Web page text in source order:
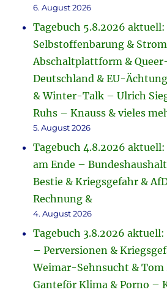
6. August 2026
Tagebuch 5.8.2026
Selbstoffenbarung &
Abschaltplattform &
Deutschland & EU-
& Winter-Talk – Ulrich
Ruhs – Knauss & vieles
5. August 2026
Tagebuch 4.8.2026
am Ende –
Bestie & Kriegsgefahr &
Rechnung &
4. August 2026
Tagebuch 3.8.2026 aktuell:
– Perversionen &
Weimar-Sehnsucht & Tom
Ganteför Klima & Porno –